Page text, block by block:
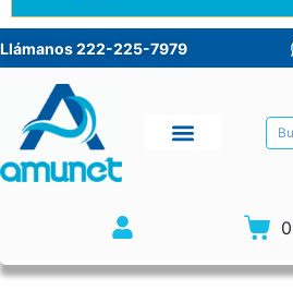
Llámanos 222-225-7979
0